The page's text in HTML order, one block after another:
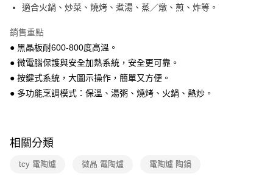
適合火鍋、炒菜、燒烤、煮湯、蒸／燉、煎、炸等。
銷售重點
● 黑晶板耐600-800度高溫。
● 微電腦保護與安全加熱系統，安全更可靠。
● 按鍵式系統，大圖示操作，簡單又方便。
● 多功能烹調模式：保溫、湯粥、燒烤、火鍋、熱炒。
相關分類
tcy 電陶爐 微晶 電陶爐 電陶爐 陶鍋